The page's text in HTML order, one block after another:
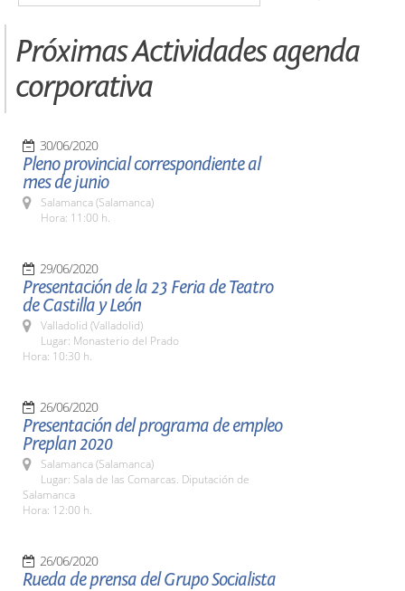
Próximas Actividades agenda
corporativa
30/06/2020
Pleno provincial correspondiente al
mes de junio
Salamanca (Salamanca)
Hora: 11:00 h.
29/06/2020
Presentación de la 23 Feria de Teatro
de Castilla y León
Valladolid (Valladolid)
Lugar: Monasterio del Prado
Hora: 10:30 h.
26/06/2020
Presentación del programa de empleo
Preplan 2020
Salamanca (Salamanca)
Lugar: Sala de las Comarcas. Diputación de
Salamanca
Hora: 12:00 h.
26/06/2020
Rueda de prensa del Grupo Socialista